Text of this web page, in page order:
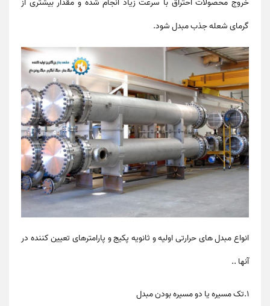
گرمای شعله جذب مبدل شود.
انواع مبدل های حرارتی اولیه و ثانویه پکیج و پارامترهای تعیین کننده در
آنها ..
1.تک مسیره یا دو مسیره بودن مبدل